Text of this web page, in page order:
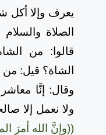
يعرف وإلا أكل
الصلاة
قالوا: من
الشاة؟ قيل:
وقال: إنَّا معاشر
ولا نعمل إلا
((وإنَّ الله أمرَ